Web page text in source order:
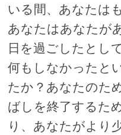
いる間、あなたは
あなたはあなたが
日を過ごしたとし
何もしなかったと
たか？あなたのた
ばしを終了するた
り、あなたがより